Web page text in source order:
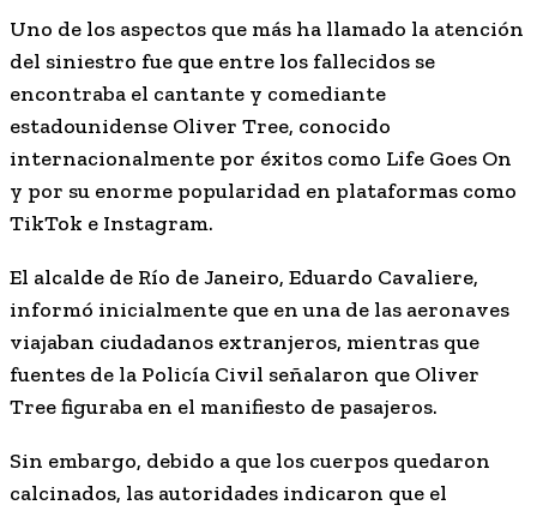
Uno de los aspectos que más ha llamado la atención
del siniestro fue que entre los fallecidos se
encontraba el cantante y comediante
estadounidense Oliver Tree, conocido
internacionalmente por éxitos como Life Goes On
y por su enorme popularidad en plataformas como
TikTok e Instagram.
El alcalde de Río de Janeiro, Eduardo Cavaliere,
informó inicialmente que en una de las aeronaves
viajaban ciudadanos extranjeros, mientras que
fuentes de la Policía Civil señalaron que Oliver
Tree figuraba en el manifiesto de pasajeros.
Sin embargo, debido a que los cuerpos quedaron
calcinados, las autoridades indicaron que el